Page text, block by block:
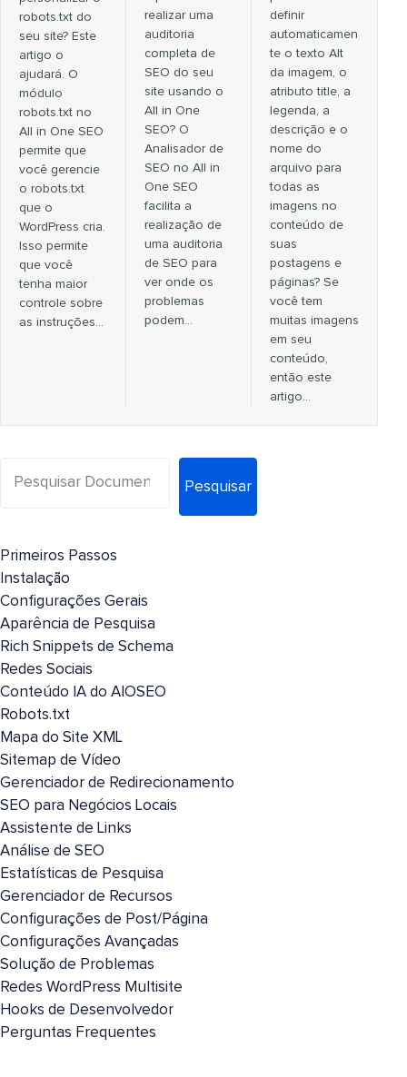
robots.txt do
seu site? Este
artigo o
ajudará. O
módulo
robots.txt no
All in One SEO
permite que
você gerencie
o robots.txt
que o
WordPress cria.
Isso permite
que você
tenha maior
controle sobre
as instruções…
realizar uma
auditoria
completa de
SEO do seu
site usando o
All in One
SEO? O
Analisador de
SEO no All in
One SEO
facilita a
realização de
uma auditoria
de SEO para
ver onde os
problemas
podem…
definir
automaticamen
te o texto Alt
da imagem, o
atributo title, a
legenda, a
descrição e o
nome do
arquivo para
todas as
imagens no
conteúdo de
suas
postagens e
páginas? Se
você tem
muitas imagens
em seu
conteúdo,
então este
artigo…
Pesquisar
Primeiros Passos
Instalação
Configurações Gerais
Aparência de Pesquisa
Rich Snippets de Schema
Redes Sociais
Conteúdo IA do AIOSEO
Robots.txt
Mapa do Site XML
Sitemap de Vídeo
Gerenciador de Redirecionamento
SEO para Negócios Locais
Assistente de Links
Análise de SEO
Estatísticas de Pesquisa
Gerenciador de Recursos
Configurações de Post/Página
Configurações Avançadas
Solução de Problemas
Redes WordPress Multisite
Hooks de Desenvolvedor
Perguntas Frequentes